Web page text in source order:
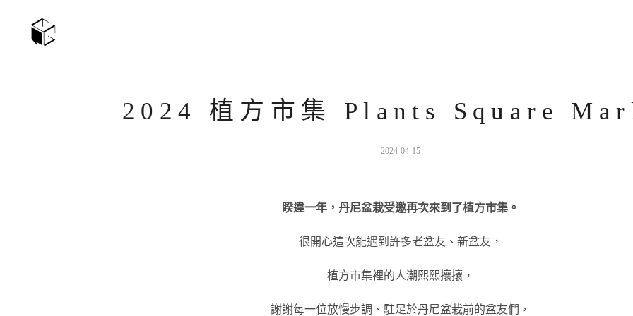
2024 植方市集 Plants Square
2024-04-15
睽違一年，丹尼盆栽受邀再次來到了植方市集。
很開心這次能遇到許多老盆友、新盆友，
植方市集裡的人潮熙熙攘攘，
謝謝每一位放慢步調、駐足於丹尼盆栽前的盆友們，